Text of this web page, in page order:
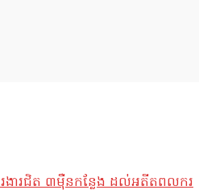
រងារជិត ៣ម៉ឺនកន្លែង ដល់អតីតពលករ